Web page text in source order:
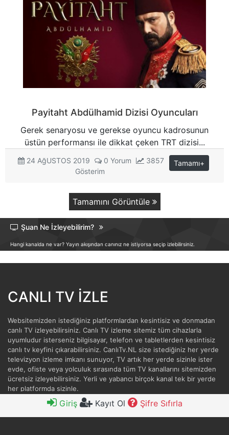
Giriş Kayıt Ol Şifre Sıfırla
Payitaht Abdülhamid Dizisi Oyuncuları
Gerek senaryosu ve gerekse oyuncu kadrosunun
üstün performansı ile dikkat çeken TRT dizisi...
24 AğUSTOS 2019 0 Yorum
3857
Gösterim
Tamamı+
Tamamını Görüntüle
Şuan Ne İzleyebilirim?
Hangi kanalda ne var? Yayın akışından canınız ne istiyorsa seçip izlebilirsiniz.
CANLI TV İZLE
Websitemizden istediğiniz platformlardan kesintisiz ve donmadan
canlı TV izleyebilirsiniz. Canlı TV izleme sitemiz tüm cihazlarla
uyumludur isterseniz bilgisayar, telefon ve tabletlerden kesintisiz
canlı tv keyfini çıkarabilirsiniz. CanlıTv.NL size istediğiniz her yerde
televizyon izleme imkanı sunuyor, TV artık her yerde sizinle ister
evde, ofiste veya yolculuk sırasında tüm TV kanallarını sitemizden
ücretsiz izleyebilirsiniz. Yerli ve yabancı birçok kanal tek bir yerde
her platformda sizinle.